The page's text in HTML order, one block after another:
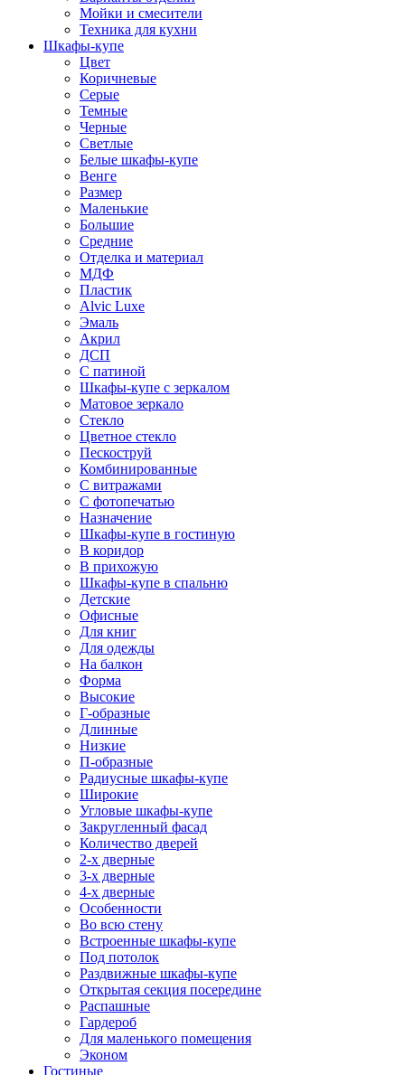
Мойки и смесители
Техника для кухни
Шкафы-купе
Цвет
Коричневые
Серые
Темные
Черные
Светлые
Белые шкафы-купе
Венге
Размер
Маленькие
Большие
Средние
Отделка и материал
МДФ
Пластик
Alvic Luxe
Эмаль
Акрил
ДСП
С патиной
Шкафы-купе с зеркалом
Матовое зеркало
Стекло
Цветное стекло
Пескоструй
Комбинированные
С витражами
С фотопечатью
Назначение
Шкафы-купе в гостиную
В коридор
В прихожую
Шкафы-купе в спальню
Детские
Офисные
Для книг
Для одежды
На балкон
Форма
Высокие
Г-образные
Длинные
Низкие
П-образные
Радиусные шкафы-купе
Широкие
Угловые шкафы-купе
Закругленный фасад
Количество дверей
2-х дверные
3-х дверные
4-х дверные
Особенности
Во всю стену
Встроенные шкафы-купе
Под потолок
Раздвижные шкафы-купе
Открытая секция посередине
Распашные
Гардероб
Для маленького помещения
Эконом
Гостиные